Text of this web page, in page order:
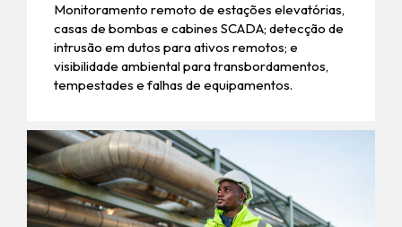
Monitoramento remoto de estações elevatórias,
casas de bombas e cabines SCADA; detecção de
intrusão em dutos para ativos remotos; e
visibilidade ambiental para transbordamentos,
tempestades e falhas de equipamentos.